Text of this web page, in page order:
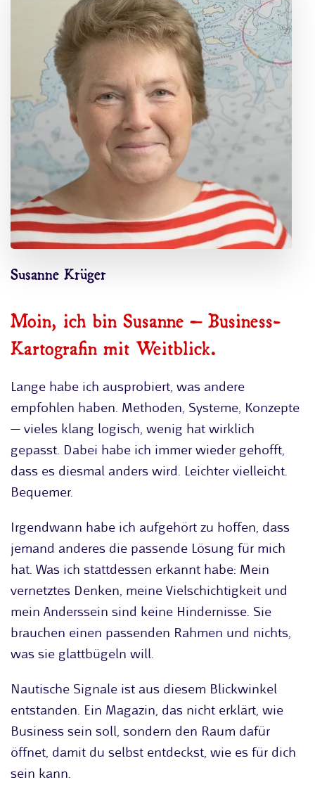
Susanne Krüger
Moin, ich bin Susanne – Business-
Kartografin mit Weitblick.
Lange habe ich ausprobiert, was andere
empfohlen haben. Methoden, Systeme, Konzepte
— vieles klang logisch, wenig hat wirklich
gepasst. Dabei habe ich immer wieder gehofft,
dass es diesmal anders wird. Leichter vielleicht.
Bequemer.
Irgendwann habe ich aufgehört zu hoffen, dass
jemand anderes die passende Lösung für mich
hat. Was ich stattdessen erkannt habe: Mein
vernetztes Denken, meine Vielschichtigkeit und
mein Anderssein sind keine Hindernisse. Sie
brauchen einen passenden Rahmen und nichts,
was sie glattbügeln will.
Nautische Signale ist aus diesem Blickwinkel
entstanden. Ein Magazin, das nicht erklärt, wie
Business sein soll, sondern den Raum dafür
öffnet, damit du selbst entdeckst, wie es für dich
sein kann.